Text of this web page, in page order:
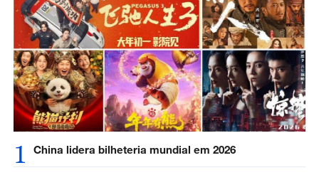
1 China lidera bilheteria mundial em 2026